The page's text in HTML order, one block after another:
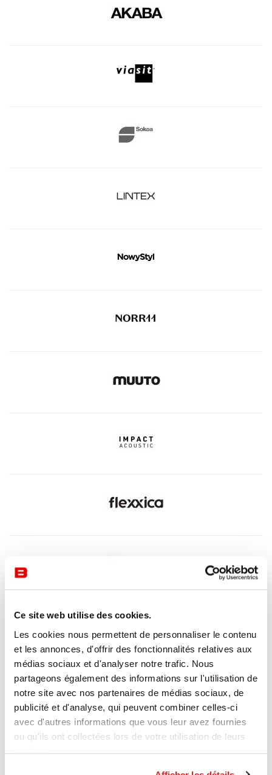
Ce site web utilise des cookies.
Les cookies nous permettent de personnaliser le contenu
et les annonces, d'offrir des fonctionnalités relatives aux
médias sociaux et d'analyser notre trafic. Nous
partageons également des informations sur l'utilisation de
notre site avec nos partenaires de médias sociaux, de
publicité et d'analyse, qui peuvent combiner celles-ci
avec d'autres informations que vous leur avez fournies
ou qu'ils ont collectées lors de votre utilisation de leurs
services.